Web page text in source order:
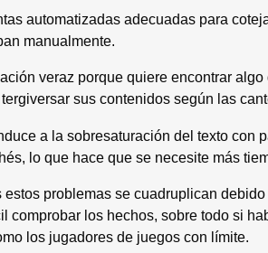
automatizadas adecuadas para
manualmente.
veraz porque quiere encontrar
sus contenidos según las
a la sobresaturación del texto con
lo que hace que se necesite más
problemas se cuadruplican
comprobar los hechos, sobre todo si
los jugadores de juegos con límite.